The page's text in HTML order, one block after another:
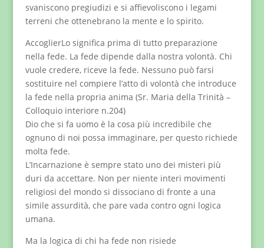
svaniscono pregiudizi e si affievoliscono i legami
terreni che ottenebrano la mente e lo spirito.
AccoglierLo significa prima di tutto preparazione
nella fede. La fede dipende dalla nostra volontà. Chi
vuole credere, riceve la fede. Nessuno può farsi
sostituire nel compiere l’atto di volontà che introduce
la fede nella propria anima (Sr. Maria della Trinità –
Colloquio interiore n.204)
Dio che si fa uomo è la cosa più incredibile che
ognuno di noi possa immaginare, per questo richiede
molta fede.
L’Incarnazione è sempre stato uno dei misteri più
duri da accettare. Non per niente interi movimenti
religiosi del mondo si dissociano di fronte a una
simile assurdità, che pare vada contro ogni logica
umana.
Ma la logica di chi ha fede non risiede